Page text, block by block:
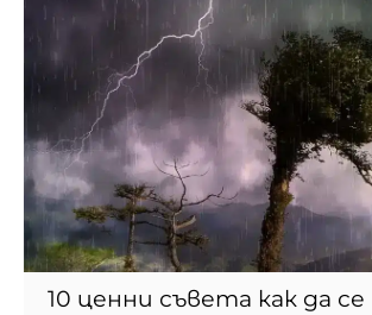
10 ценни съвета как да се